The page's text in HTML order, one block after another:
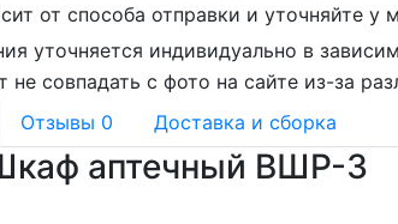
от способа отправки и уточняйте у
уточняется индивидуально в
совпадать с фото на сайте из-за
Отзывы 0 Доставка и сборка
аптечный ВШР-3